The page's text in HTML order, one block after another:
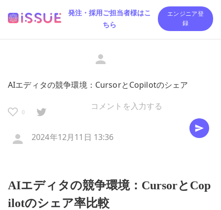
発注・採用ご担当者様はこ
ちら
エンジニア登
録
AIエディタの競争環境：CursorとCopilotのシェア
0
2024年12月11日 13:36
AIエディタの競争環境：CursorとCop
ilotのシェア率比較